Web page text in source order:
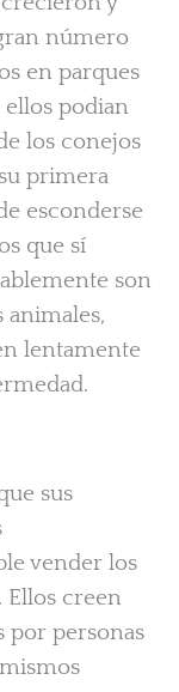
número
en parques
ellos podian
los conejos
primera
esconderse
que sí
son
animales,
lentamente
sus
vender los
Ellos creen
por personas